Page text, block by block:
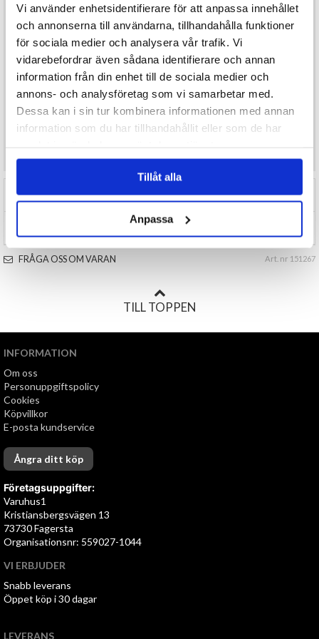
Vi använder enhetsidentifierare för att anpassa innehållet
och annonserna till användarna, tillhandahålla funktioner
för sociala medier och analysera vår trafik. Vi
vidarebefordrar även sådana identifierare och annan
information från din enhet till de sociala medier och
annons- och analysföretag som vi samarbetar med.
Dessa kan i sin tur kombinera informationen med annan
information som du har tillhandahållit eller som de har
Tillåt alla
Anpassa
Egenskaper:
Regnbåge i trä med hjärtan
Storlek: ca 15 x 10 cm
Passar som barnrumsdekoration eller present
Levereras i söt presentförpackning med hjärta och text ”Kram”
Perfekt gåva till dop, födelsedag eller bara för att visa omtanke
RECENSIONER (0)
FRÅGA OSS OM VARAN Art. nr 151267
TILL TOPPEN
INFORMATION
Om oss
Personuppgiftspolicy
Cookies
Köpvillkor
E-posta kundservice
Ångra ditt köp
Företagsuppgifter:
Varuhus1
Kristiansbergsvägen 13
73730 Fagersta
Organisationsnr: 559027-1044
VI ERBJUDER
Snabb leverans
Öppet köp i 30 dagar
LEVERANS